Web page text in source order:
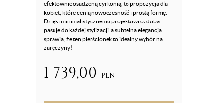
efektownie osadzoną cyrkonią, to propozycja dla
kobiet, które cenią nowoczesność i prostą formę.
Dzięki minimalistycznemu projektowi ozdoba
pasuje do każdej stylizacji, a subtelna elegancja
sprawia, że ten pierścionek to idealny wybór na
zaręczyny!
1 739,00 PLN